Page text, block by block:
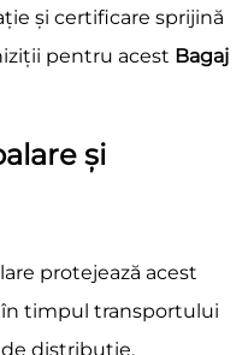
și certificare sprijină
pentru acest Bagaj
și
protejează acest
în timpul transportului
distribuție.